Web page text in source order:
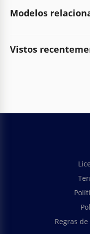
Modelos
Vistos
Regras